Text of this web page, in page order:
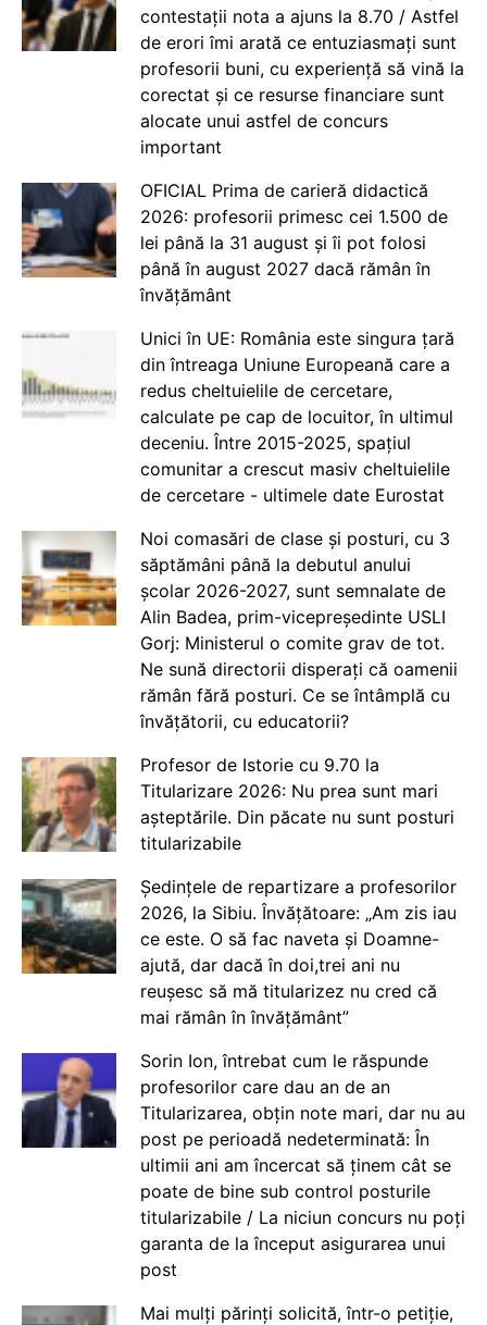
contestații nota a ajuns la 8.70 / Astfel
de erori îmi arată ce entuziasmați sunt
profesorii buni, cu experiență să vină la
corectat și ce resurse financiare sunt
alocate unui astfel de concurs
important
OFICIAL Prima de carieră didactică
2026: profesorii primesc cei 1.500 de
lei până la 31 august și îi pot folosi
până în august 2027 dacă rămân în
învățământ
Unici în UE: România este singura țară
din întreaga Uniune Europeană care a
redus cheltuielile de cercetare,
calculate pe cap de locuitor, în ultimul
deceniu. Între 2015-2025, spațiul
comunitar a crescut masiv cheltuielile
de cercetare - ultimele date Eurostat
Noi comasări de clase și posturi, cu 3
săptămâni până la debutul anului
școlar 2026-2027, sunt semnalate de
Alin Badea, prim-vicepreședinte USLI
Gorj: Ministerul o comite grav de tot.
Ne sună directorii disperați că oamenii
rămân fără posturi. Ce se întâmplă cu
învățătorii, cu educatorii?
Profesor de Istorie cu 9.70 la
Titularizare 2026: Nu prea sunt mari
așteptările. Din păcate nu sunt posturi
titularizabile
Ședințele de repartizare a profesorilor
2026, la Sibiu. Învățătoare: „Am zis iau
ce este. O să fac naveta și Doamne-
ajută, dar dacă în doi,trei ani nu
reușesc să mă titularizez nu cred că
mai rămân în învățământ”
Sorin Ion, întrebat cum le răspunde
profesorilor care dau an de an
Titularizarea, obțin note mari, dar nu au
post pe perioadă nedeterminată: În
ultimii ani am încercat să ținem cât se
poate de bine sub control posturile
titularizabile / La niciun concurs nu poți
garanta de la început asigurarea unui
post
Mai mulți părinți solicită, într-o petiție,